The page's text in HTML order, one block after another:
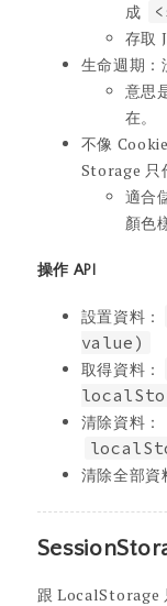
成
存取
生命週期：
意思
在。
不像
Storage 只
適合
顏色
操作 API
設置資料：
value)
取得資料：
清除資料：
清除全部資
跟 LocalStorage